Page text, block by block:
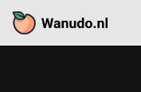
Skip